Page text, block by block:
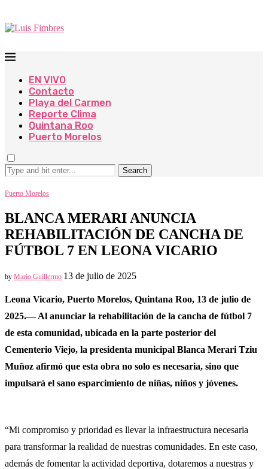
EN VIVO
Contacto
Playa del Carmen
Reporte Clima
Quintana Roo
Puerto Morelos
Search
Puerto Morelos
BLANCA MERARI ANUNCIA
REHABILITACIÓN DE CANCHA DE
FÚTBOL 7 EN LEONA VICARIO
by Mario Guillermo 13 de julio de 2025
Leona Vicario, Puerto Morelos, Quintana Roo, 13 de julio de
2025.— Al anunciar la rehabilitación de la cancha de fútbol 7
de esta comunidad, ubicada en la parte posterior del
Cementerio Viejo, la presidenta municipal Blanca Merari Tziu
Muñoz afirmó que esta obra no solo es necesaria, sino que
impulsará el sano esparcimiento de niñas, niños y jóvenes.
“Mi compromiso y prioridad es llevar la infraestructura necesaria
para transformar la realidad de nuestras comunidades. En este caso,
además de fomentar la actividad deportiva, dotaremos a nuestras y